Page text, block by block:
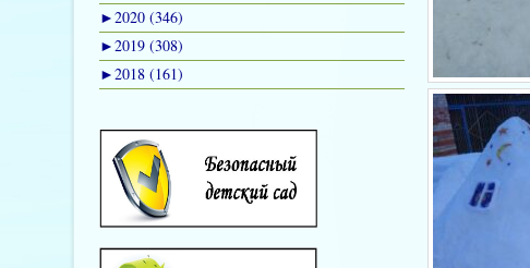
►2020 (346)
►2019 (308)
►2018 (161)